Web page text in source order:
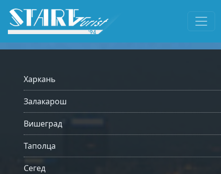
Харкань
Залакарош
Вишеград
Таполца
Сегед